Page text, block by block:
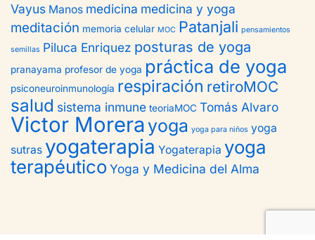
Vayus Manos medicina medicina y yoga
meditación memoria celular MOC Patanjali pensamientos
semillas Piluca Enriquez posturas de yoga
pranayama profesor de yoga práctica de yoga
psiconeuroinmunología respiración retiroMOC
salud sistema inmune teoriaMOC Tomás Alvaro
Victor Morerayoga yoga para niños yoga
sutras yogaterapia Yogaterapia yoga
terapéuticoYoga y Medicina del Alma